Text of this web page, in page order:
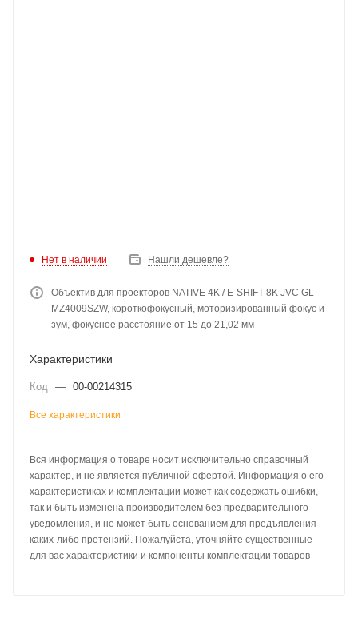
Нет в наличии Нашли дешевле?
Объектив для проекторов NATIVE 4K / E-SHIFT 8K JVC GL-
MZ4009SZW, короткофокусный, моторизированный фокус и
зум, фокусное расстояние от 15 до 21,02 мм
Характеристики
Код — 00-00214315
Все характеристики
Вся информация о товаре носит исключительно справочный
характер, и не является публичной офертой. Информация о его
характеристиках и комплектации может как содержать ошибки,
так и быть изменена производителем без предварительного
уведомления, и не может быть основанием для предъявления
каких-либо претензий. Пожалуйста, уточняйте существенные
для вас характеристики и компоненты комплектации товаров